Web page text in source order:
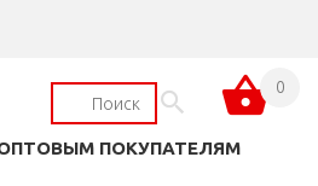
0
ПОКУПАТЕЛЯМ